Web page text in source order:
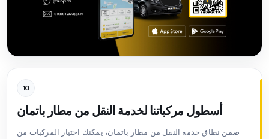
10
أسطول مركباتنا لخدمة النقل من مطار باتمان
ضمن نطاق خدمة النقل من مطار باتمان، يمكنك اختيار المركبات من